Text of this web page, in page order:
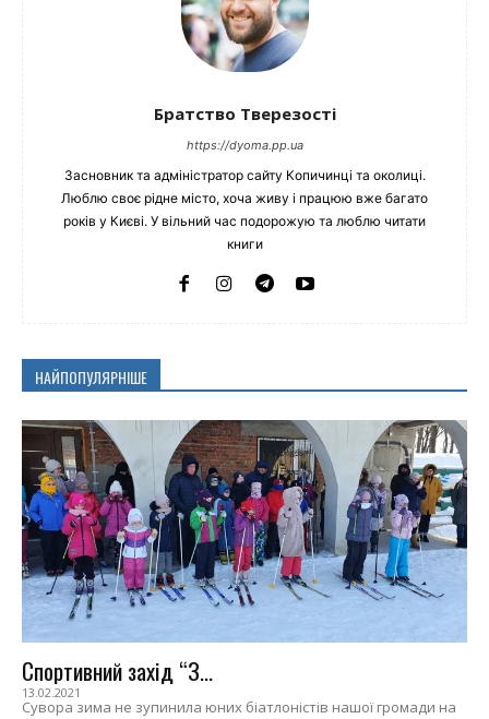
Братство Тверезості
https://dyoma.pp.ua
Засновник та адміністратор сайту Копичинці та околиці.
Люблю своє рідне місто, хоча живу і працюю вже багато
років у Києві. У вільний час подорожую та люблю читати
книги
НАЙПОПУЛЯРНІШЕ
Спортивний захід “З...
13.02.2021
Сувора зима не зупинила юних біатлоністів нашої громади на